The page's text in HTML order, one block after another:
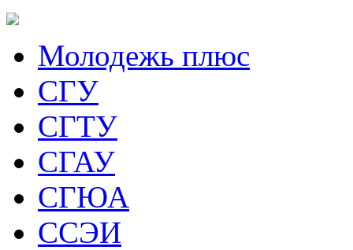
Молодежь плюс
СГУ
СГТУ
СГАУ
СГЮА
ССЭИ